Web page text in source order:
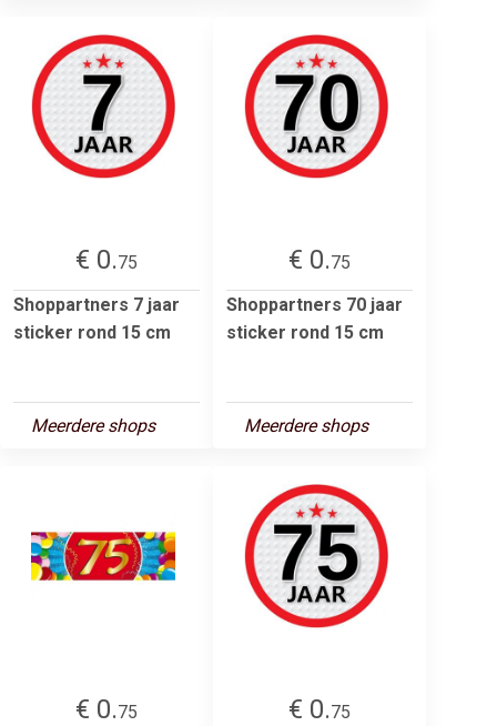
€ 0.75
Shoppartners 7 jaar
sticker rond 15 cm
Meerdere shops
€ 0.75
Shoppartners 70 jaar
sticker rond 15 cm
Meerdere shops
€ 0.75
€ 0.75